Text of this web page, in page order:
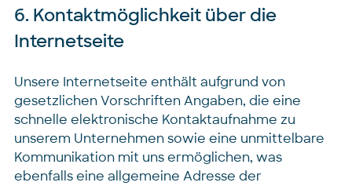
6. Kontaktmöglichkeit über die
Internetseite
Unsere Internetseite enthält aufgrund von
gesetzlichen Vorschriften Angaben, die eine
schnelle elektronische Kontaktaufnahme zu
unserem Unternehmen sowie eine unmittelbare
Kommunikation mit uns ermöglichen, was
ebenfalls eine allgemeine Adresse der